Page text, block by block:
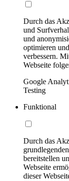
Durch das
und
und
optimieren
verbessern.
Webseite
Google
Testing
Funktional
Durch das
bereitstellen
Webseite
dieser